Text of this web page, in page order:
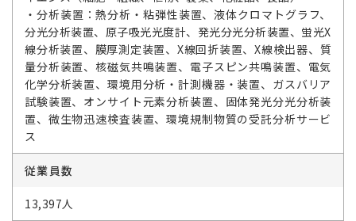
・分析装置：熱分析・粘弾性装置、液体クロマトグラフ、
分光分析装置、原子吸光光度計、発光分光分析装置、蛍光X
線分析装置、膜厚測定装置、X線回折装置、X線検出器、質
量分析装置、核磁気共鳴装置、電子スピン共鳴装置、電気
化学分析装置、環境用分析・計測機器・装置、ガスバリア
試験装置、オンサイト元素分析装置、固体発光分光分析装
置、微生物迅速検査装置、環境規制物質の受託分析サービ
ス
従業員数
13,397人